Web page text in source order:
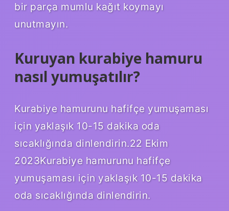
bir parça mumlu kağıt koymayı
unutmayın.
Kuruyan kurabiye hamuru
nasıl yumuşatılır?
Kurabiye hamurunu hafifçe yumuşaması
için yaklaşık 10-15 dakika oda
sıcaklığında dinlendirin.22 Ekim
2023Kurabiye hamurunu hafifçe
yumuşaması için yaklaşık 10-15 dakika
oda sıcaklığında dinlendirin.